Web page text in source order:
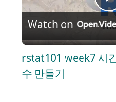
l
Watch on
rstat101 week7 시
수 만들기